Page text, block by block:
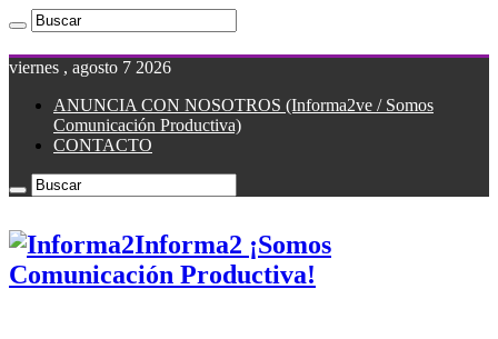
viernes , agosto 7 2026
ANUNCIA CON NOSOTROS (Informa2ve / Somos
Comunicación Productiva)
CONTACTO
Informa2 ¡Somos
Comunicación Productiva!